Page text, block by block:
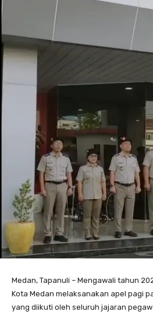
Medan, Tapanuli – Mengawali tahun
Kota Medan melaksanakan apel pagi
yang diikuti oleh seluruh jajaran